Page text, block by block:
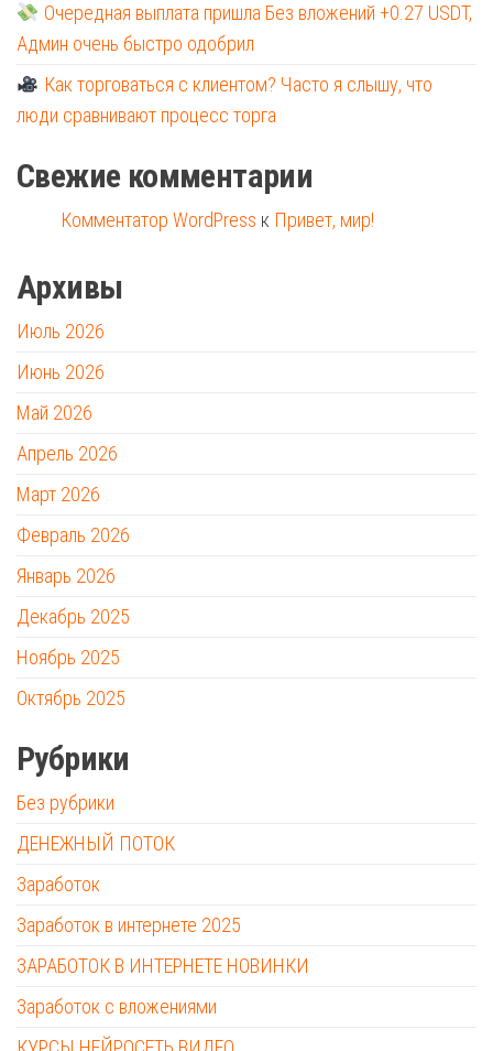
Очередная выплата пришла Без вложений +0.27 USDT,
Админ очень быстро одобрил
Как торговаться с клиентом? Часто я слышу, что
люди сравнивают процесс торга
Свежие комментарии
Комментатор WordPress к Привет, мир!
Архивы
Июль 2026
Июнь 2026
Май 2026
Апрель 2026
Март 2026
Февраль 2026
Январь 2026
Декабрь 2025
Ноябрь 2025
Октябрь 2025
Рубрики
Без рубрики
ДЕНЕЖНЫЙ ПОТОК
Заработок
Заработок в интернете 2025
ЗАРАБОТОК В ИНТЕРНЕТЕ НОВИНКИ
Заработок с вложениями